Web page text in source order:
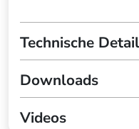
Technische
Downloads
Videos